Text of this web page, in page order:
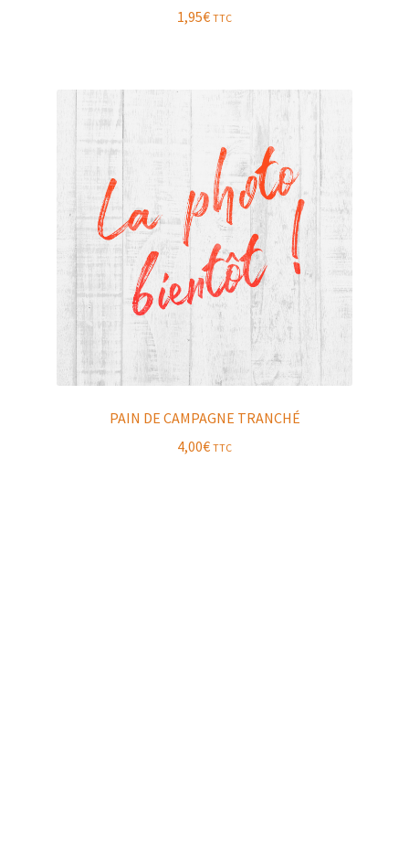
1,95€ TTC
PAIN DE CAMPAGNE TRANCHÉ
4,00€ TTC